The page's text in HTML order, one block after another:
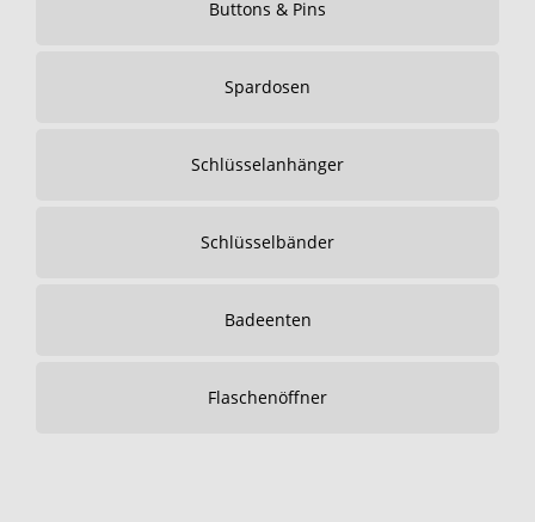
Buttons & Pins
Spardosen
Schlüsselanhänger
Schlüsselbänder
Badeenten
Flaschenöffner